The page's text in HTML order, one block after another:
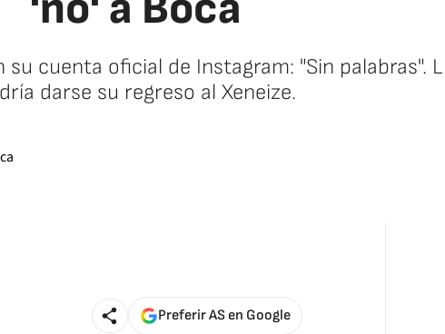
cuenta oficial de Instagram: "Sin palabras".
darse su regreso al Xeneize.
Preferir AS en Google